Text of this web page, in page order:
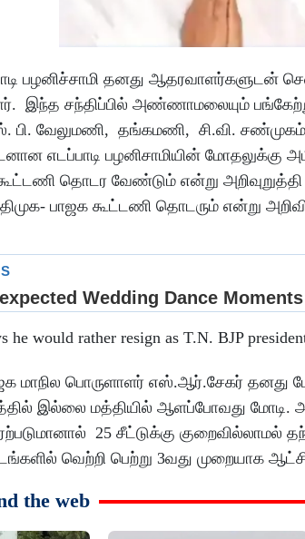
பழனிச்சாமி தனது
இந்த சந்திப்பில் அண்ணாமலையும்
பி. வேலுமணி, தங்கமணி, சி.வி. சண்முகம்
எடப்பாடி பழனிசாமியின் மோதலுக்கு
தொடர வேண்டும் என்று
பாஜக கூட்டணி தொடரும் என்று
மாநில பொருளாளர் எஸ்.ஆர்.சேகர் தனது
இல்லை மத்தியில் ஆளப்போவது மோடி.
25 சீட்டுக்கு குறைவில்லாமல்
வெற்றி பெற்று 3வது முறையாக
the web